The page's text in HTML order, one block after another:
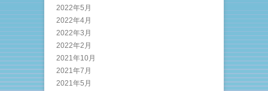
2022年5月
2022年4月
2022年3月
2022年2月
2021年10月
2021年7月
2021年5月